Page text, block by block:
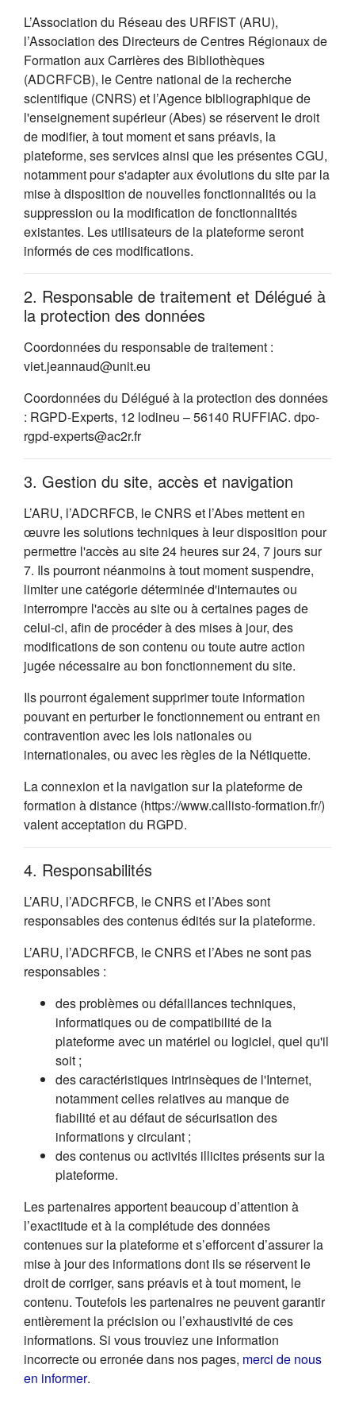
L’Association du Réseau des URFIST (ARU),
l’Association des Directeurs de Centres Régionaux de
Formation aux Carrières des Bibliothèques
(ADCRFCB), le Centre national de la recherche
scientifique (CNRS) et l’Agence bibliographique de
l'enseignement supérieur (Abes) se réservent le droit
de modifier, à tout moment et sans préavis, la
plateforme, ses services ainsi que les présentes CGU,
notamment pour s'adapter aux évolutions du site par la
mise à disposition de nouvelles fonctionnalités ou la
suppression ou la modification de fonctionnalités
existantes. Les utilisateurs de la plateforme seront
informés de ces modifications.
2. Responsable de traitement et Délégué à
la protection des données
Coordonnées du responsable de traitement :
viet.jeannaud@unit.eu
Coordonnées du Délégué à la protection des données
: RGPD-Experts, 12 lodineu – 56140 RUFFIAC. dpo-
rgpd-experts@ac2r.fr
3. Gestion du site, accès et navigation
L’ARU, l’ADCRFCB, le CNRS et l’Abes mettent en
œuvre les solutions techniques à leur disposition pour
permettre l'accès au site 24 heures sur 24, 7 jours sur
7. Ils pourront néanmoins à tout moment suspendre,
limiter une catégorie déterminée d'internautes ou
interrompre l'accès au site ou à certaines pages de
celui-ci, afin de procéder à des mises à jour, des
modifications de son contenu ou toute autre action
jugée nécessaire au bon fonctionnement du site.
Ils pourront également supprimer toute information
pouvant en perturber le fonctionnement ou entrant en
contravention avec les lois nationales ou
internationales, ou avec les règles de la Nétiquette.
La connexion et la navigation sur la plateforme de
formation à distance (https://www.callisto-formation.fr/)
valent acceptation du RGPD.
4. Responsabilités
L’ARU, l’ADCRFCB, le CNRS et l’Abes sont
responsables des contenus édités sur la plateforme.
L’ARU, l’ADCRFCB, le CNRS et l’Abes ne sont pas
responsables :
des problèmes ou défaillances techniques,
informatiques ou de compatibilité de la
plateforme avec un matériel ou logiciel, quel qu'il
soit ;
des caractéristiques intrinsèques de l'Internet,
notamment celles relatives au manque de
fiabilité et au défaut de sécurisation des
informations y circulant ;
des contenus ou activités illicites présents sur la
plateforme.
Les partenaires apportent beaucoup d’attention à
l’exactitude et à la complétude des données
contenues sur la plateforme et s’efforcent d’assurer la
mise à jour des informations dont ils se réservent le
droit de corriger, sans préavis et à tout moment, le
contenu. Toutefois les partenaires ne peuvent garantir
entièrement la précision ou l’exhaustivité de ces
informations. Si vous trouviez une information
incorrecte ou erronée dans nos pages, merci de nous
en informer(s'ouvre dans un nouvel onglet)
.